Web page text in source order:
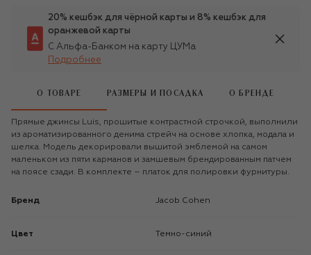
20% кешбэк для чёрной карты и 8% кешбэк для
оранжевой карты
С Альфа-Банком на карту ЦУМа
Подробнее
О ТОВАРЕ РАЗМЕРЫ И ПОСАДКА О БРЕНДЕ
Прямые джинсы Luis, прошитые контрастной строчкой, выполнили
из ароматизированного денима стрейч на основе хлопка, модала и
шелка. Модель декорировали вышитой эмблемой на самом
маленьком из пяти карманов и замшевым брендированным патчем
на поясе сзади. В комплекте – платок для полировки фурнитуры.
Бренд Jacob Cohen
Цвет Темно-синий